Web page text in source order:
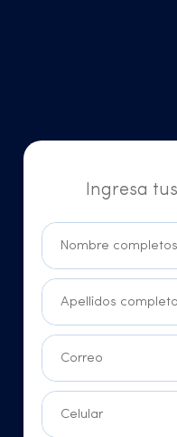
Ingresa
Nombre completos
Apellidos
Correo
Celular